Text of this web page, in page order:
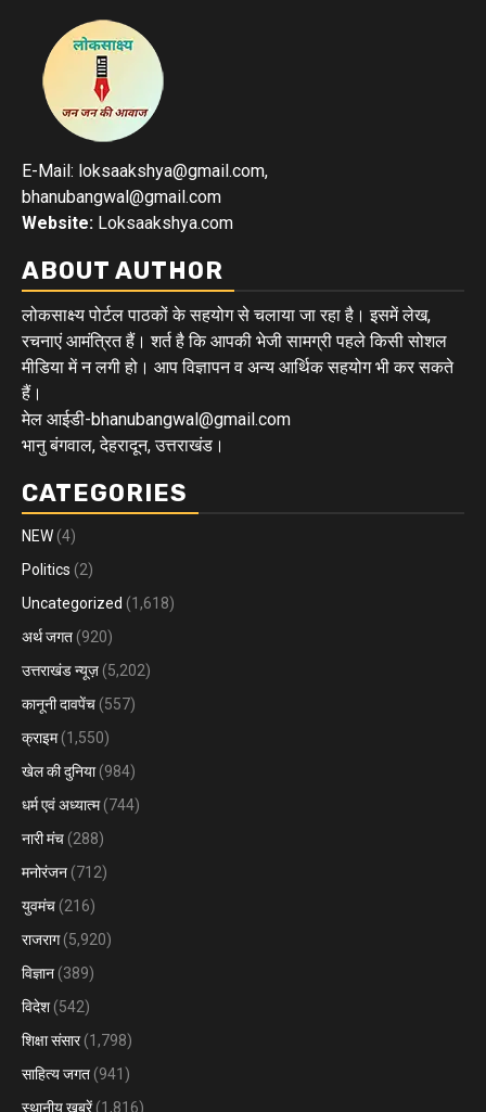
E-Mail: loksaakshya@gmail.com,
bhanubangwal@gmail.com
Website: Loksaakshya.com
ABOUT AUTHOR
लोकसाक्ष्य पोर्टल पाठकों के सहयोग से चलाया जा रहा है। इसमें लेख,
रचनाएं आमंत्रित हैं। शर्त है कि आपकी भेजी सामग्री पहले किसी सोशल
मीडिया में न लगी हो। आप विज्ञापन व अन्य आर्थिक सहयोग भी कर सकते
हैं।
मेल आईडी-bhanubangwal@gmail.com
भानु बंगवाल, देहरादून, उत्तराखंड।
CATEGORIES
NEW (4)
Politics (2)
Uncategorized (1,618)
अर्थ जगत (920)
उत्तराखंड न्यूज़ (5,202)
कानूनी दावपेंच (557)
क्राइम(1,550)
खेल की दुनिया(984)
धर्म एवं अध्यात्म(744)
नारी मंच (288)
मनोरंजन (712)
युवमंच (216)
राजराग(5,920)
विज्ञान (389)
विदेश (542)
शिक्षा संसार(1,798)
साहित्य जगत (941)
स्थानीय खबरें(1,816)